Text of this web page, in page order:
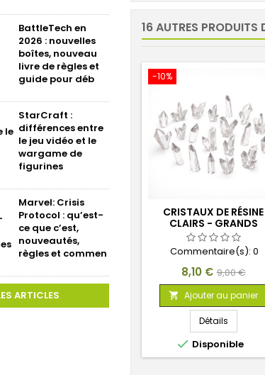
BattleTech en
2026 : nouvelles
boîtes, nouveau
livre de règles et
guide pour déb
StarCraft :
différences entre
le jeu vidéo et le
wargame de
figurines
Marvel: Crisis
Protocol : qu’est-
ce que c’est,
nouveautés,
règles et commen
ARTICLES
16 AUTRES PRODUITS
-10%
CRISTAUX DE RÉSINE
CLAIRS - GRANDS
Commentaire(s): 0
Prix
8,10 € Prix
de
base
9,00 €
 Ajouter au panier
Détails
 Disponible